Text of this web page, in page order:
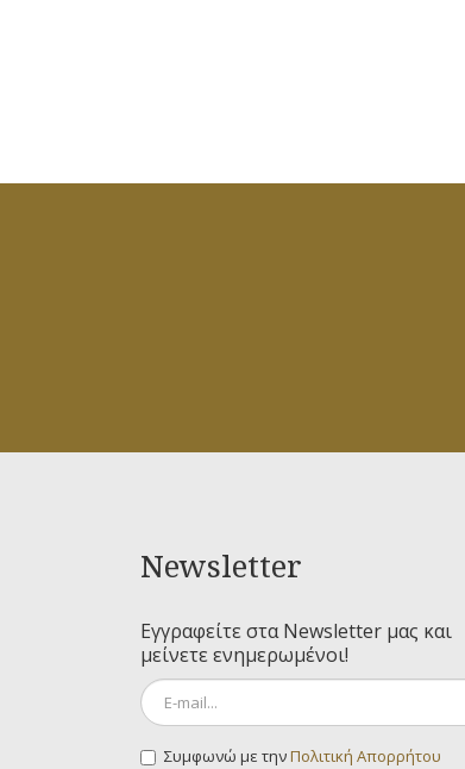
Newsletter
Εγγραφείτε στα Newsletter μας και
μείνετε ενημερωμένοι!
Συμφωνώ με τηνΠολιτική Απορρήτου